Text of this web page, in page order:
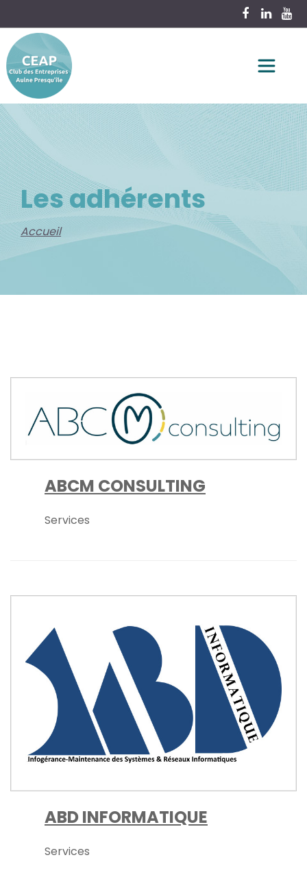
Les adhérents
Accueil
ABCM CONSULTING
Services
ABD INFORMATIQUE
Services